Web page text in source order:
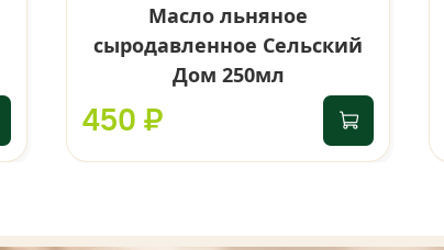
Масло льняное
сыродавленное Сельский
Дом 250мл
450 ₽